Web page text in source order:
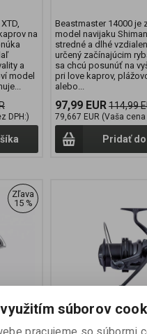
na
a
model
DPH:)
Beastmaster 14000 je
model navijaku
stredné a dlhé
určený začínajúcim
sa chcú posunúť na
pri love kaprov,
alebo...
97,99 EUR114,99
79,667 EUR (Vaša cena
Pridať
Zľava
15 %
súborov